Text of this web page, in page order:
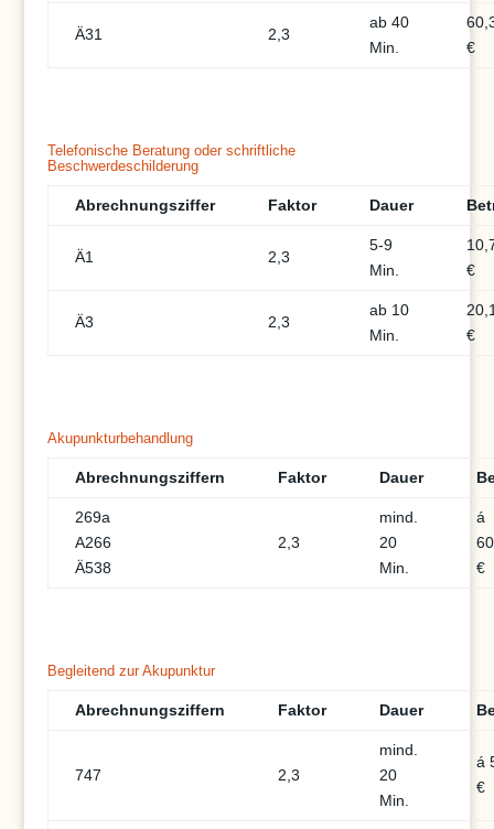
Ä31 2,3
ab 40
Min.
€
Telefonische Beratung oder schriftliche
Beschwerdeschilderung
Abrechnungsziffer Faktor Dauer
Ä1 2,3
5-9
Min.
€
Ä3 2,3
ab 10
Min.
€
Akupunkturbehandlung
Abrechnungsziffern Faktor Dauer
269a
A266
Ä538
2,3
mind.
20
Min.
á
€
Begleitend zur Akupunktur
Abrechnungsziffern Faktor Dauer
747 2,3
mind.
20
Min.
á
€